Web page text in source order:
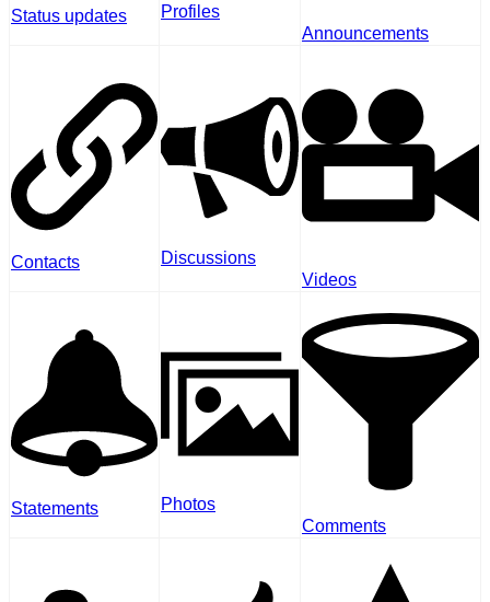
Status updates
Profiles
Announcements
Contacts
Discussions
Videos
Statements
Photos
Comments